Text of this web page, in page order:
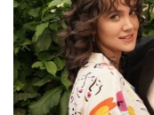
TV Serije
Filmovi
Glumci